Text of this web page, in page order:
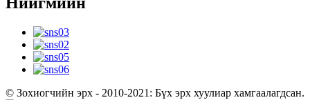
© Зохиогчийн эрх - 2010-2021: Бүх эрх хуулиар хамгаалагдсан.